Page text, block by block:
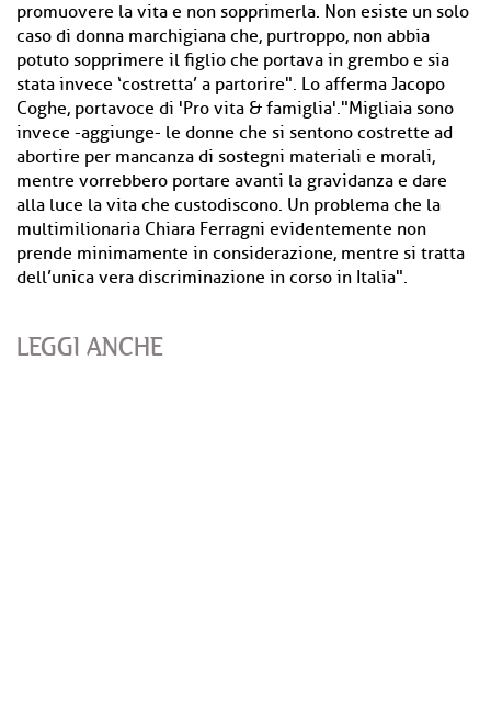
promuovere la vita e non sopprimerla. Non esiste un solo
caso di donna marchigiana che, purtroppo, non abbia
potuto sopprimere il figlio che portava in grembo e sia
stata invece ‘costretta’ a partorire". Lo afferma Jacopo
Coghe, portavoce di 'Pro vita & famiglia'."Migliaia sono
invece -aggiunge- le donne che si sentono costrette ad
abortire per mancanza di sostegni materiali e morali,
mentre vorrebbero portare avanti la gravidanza e dare
alla luce la vita che custodiscono. Un problema che la
multimilionaria Chiara Ferragni evidentemente non
prende minimamente in considerazione, mentre si tratta
dell’unica vera discriminazione in corso in Italia".
LEGGI ANCHE